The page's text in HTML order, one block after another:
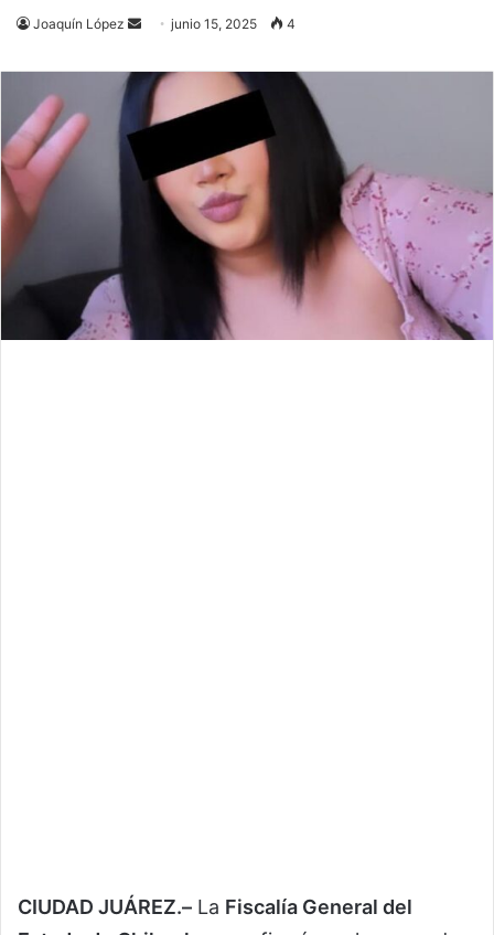
Joaquín López
Send
email
junio 15, 2025 4
CIUDAD JUÁREZ.– La Fiscalía General del